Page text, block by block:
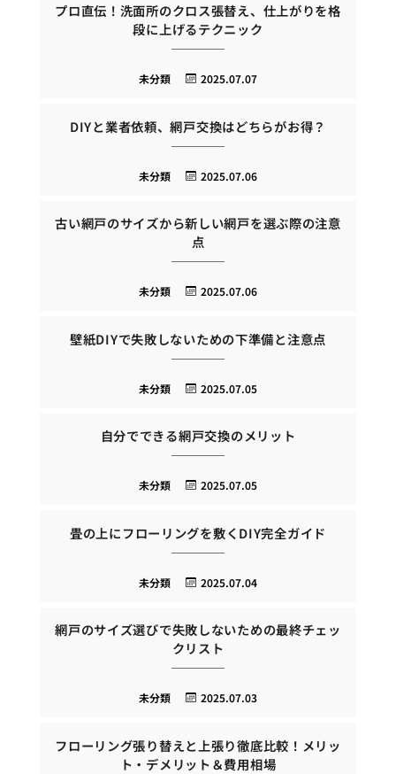
プロ直伝！洗面所のクロス張替え、仕上がりを格
段に上げるテクニック
2025.07.07
未分類
DIYと業者依頼、網戸交換はどちらがお得？
2025.07.06
未分類
古い網戸のサイズから新しい網戸を選ぶ際の注意
点
2025.07.06
未分類
壁紙DIYで失敗しないための下準備と注意点
2025.07.05
未分類
自分でできる網戸交換のメリット
2025.07.05
未分類
畳の上にフローリングを敷くDIY完全ガイド
2025.07.04
未分類
網戸のサイズ選びで失敗しないための最終チェッ
クリスト
2025.07.03
未分類
フローリング張り替えと上張り徹底比較！メリッ
ト・デメリット＆費用相場